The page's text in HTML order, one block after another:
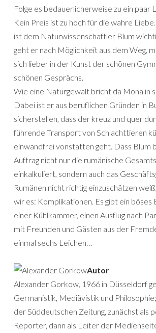
Folge es bedauerlicherweise zu ein paar
Kein Preis ist zu hoch für die wahre
ist dem Naturwissenschaftler Blum
geht er nach Möglichkeit aus dem Weg,
sich lieber in der Kunst der schönen
schönen Gesprächs.
Wie eine Naturgewalt bricht da Mona in
Dabei ist er aus beruflichen Gründen in
sicherstellen, dass der kreuz und quer
führende Transport von Schlachttieren
einwandfrei vonstatten geht. Dass Blum
Auftrag nicht nur die rumänische
einkalkuliert, sondern auch das
Rumänen nicht richtig einzuschätzen
wir es: Komplikationen. Es gibt ein böses
einer Kühlkammer, einen Ausflug nach
mit Freunden und Gästen aus der
einmal sechs Leichen…
Autor
Alexander Gorkow, 1966 in Düsseldorf
Germanistik, Mediävistik und
der Süddeutschen Zeitung, zunächst als
Reporter, dann als Leiter der